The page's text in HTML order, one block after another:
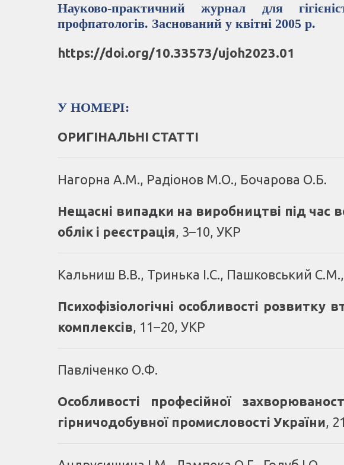
Науково-практичний журнал для
профпатологів. Заснований у квітні 2005 р.
https://doi.org/10.33573/ujoh2023.01
У НОМЕРІ:
ОРИГІНАЛЬНІ СТАТТІ
Нагорна А.М., Радіонов М.О., Бочарова О.Б.
Нещасні випадки на виробництві під час
облік і реєстрація, 3–10, УКР
Кальниш В.В., Тринька І.С., Пашковський
Психофізіологічні особливості розвитку
комплексів, 11–20, УКР
Павліченко О.Ф.
Особливості професійної
гірничодобувної промисловості України,